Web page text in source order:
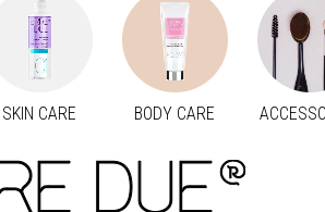
SKIN CARE BODY CARE